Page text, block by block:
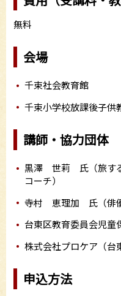
無料
会場
千束社会教育館
千束小学校放課後子供
講師・協力団体
黒澤 世莉 氏（旅す
コーチ）
寺村 恵理加 氏（俳優
台東区教育委員会児童
株式会社プロケア（台
申込方法